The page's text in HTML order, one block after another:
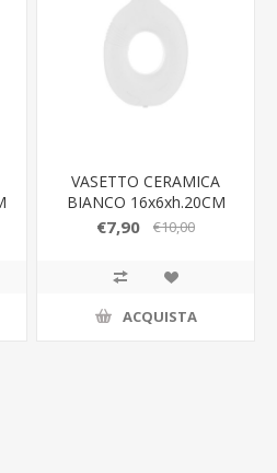
VASETTO CERAMICA
BIANCO 16x6xh.20CM
10412 LE STELLE
€7,90 €10,00
ACQUISTA